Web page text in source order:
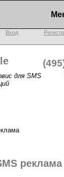
Вход
для SMS
реклама